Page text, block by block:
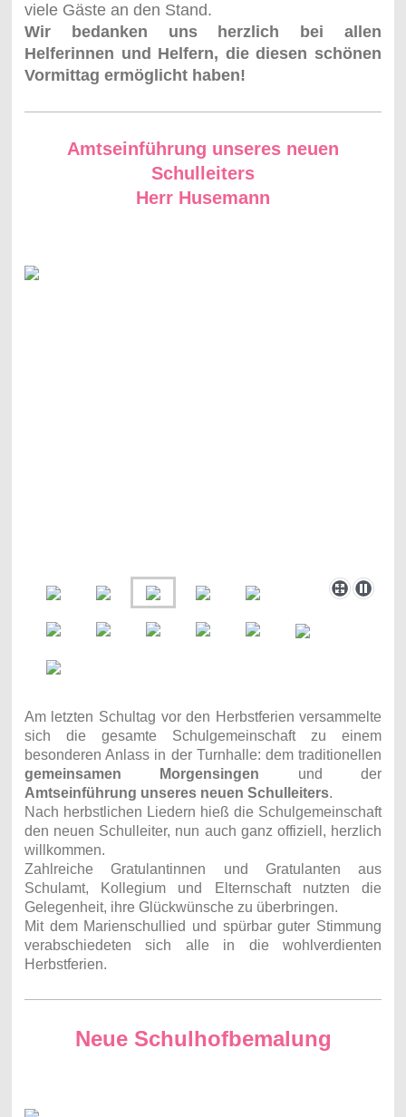
viele Gäste an den Stand.
Wir bedanken uns herzlich bei allen
Helferinnen und Helfern, die diesen schönen
Vormittag ermöglicht haben!
Amtseinführung unseres neuen
Schulleiters
Herr Husemann
Am letzten Schultag vor den Herbstferien versammelte
sich die gesamte Schulgemeinschaft zu einem
besonderen Anlass in der Turnhalle: dem traditionellen
gemeinsamen Morgensingen und der
Amtseinführung unseres neuen Schulleiters.
Nach herbstlichen Liedern hieß die Schulgemeinschaft
den neuen Schulleiter, nun auch ganz offiziell, herzlich
willkommen.
Zahlreiche Gratulantinnen und Gratulanten aus
Schulamt, Kollegium und Elternschaft nutzten die
Gelegenheit, ihre Glückwünsche zu überbringen.
Mit dem Marienschullied und spürbar guter Stimmung
verabschiedeten sich alle in die wohlverdienten
Herbstferien.
Neue Schulhofbemalung